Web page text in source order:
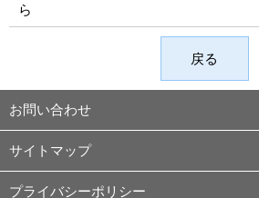
ら
戻る
お問い合わせ
サイトマップ
プライバシーポリシー